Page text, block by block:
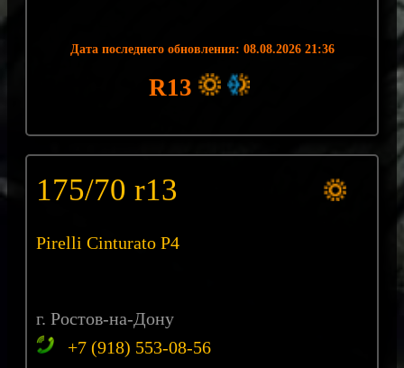
Дата последнего обновления: 08.08.2026 21:36
R13
175/70 r13
Pirelli Cinturato P4
г. Ростов-на-Дону
+7 (918) 553-08-56